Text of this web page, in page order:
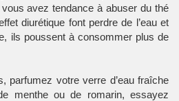
avez tendance à abuser du thé
diurétique font perdre de l’eau et
ils poussent à consommer plus de
parfumez votre verre d’eau fraîche
menthe ou de romarin, essayez